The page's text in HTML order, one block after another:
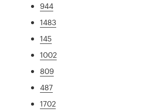
944
1483
145
1002
809
487
1702